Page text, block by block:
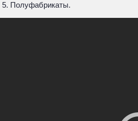
Полуфабрикаты.